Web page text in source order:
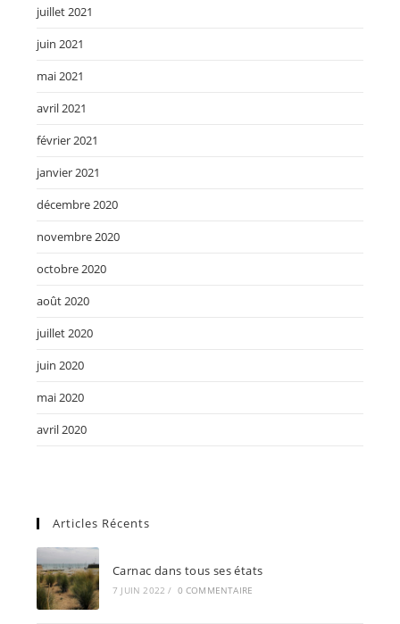
juillet 2021
juin 2021
mai 2021
avril 2021
février 2021
janvier 2021
décembre 2020
novembre 2020
octobre 2020
août 2020
juillet 2020
juin 2020
mai 2020
avril 2020
Articles Récents
Carnac dans tous ses états
7 JUIN 2022 / 0 COMMENTAIRE